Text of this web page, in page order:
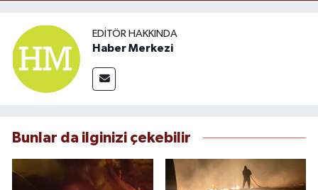
EDITÖR HAKKINDA
Haber Merkezi
Bunlar da ilginizi çekebilir